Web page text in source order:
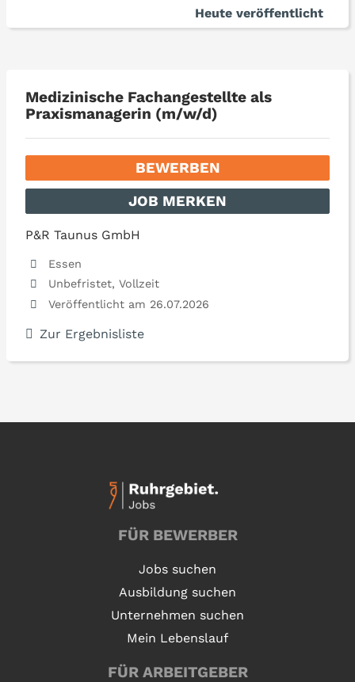
Heute veröffentlicht
Medizinische Fachangestellte als
Praxismanagerin (m/w/d)
BEWERBEN
JOB MERKEN
P&R Taunus GmbH
Essen
Unbefristet, Vollzeit
Veröffentlicht am 26.07.2026
Zur Ergebnisliste
FÜR BEWERBER
Jobs suchen
Ausbildung suchen
Unternehmen suchen
Mein Lebenslauf
FÜR ARBEITGEBER